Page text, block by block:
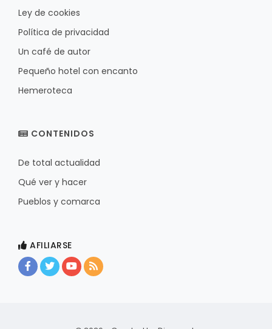
Ley de cookies
Política de privacidad
Un café de autor
Pequeño hotel con encanto
Hemeroteca
CONTENIDOS
De total actualidad
Qué ver y hacer
Pueblos y comarca
AFILIARSE